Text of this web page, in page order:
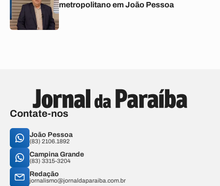
metropolitano em João Pessoa
Contate-nos
João Pessoa
(83) 2106.1892
Campina Grande
(83) 3315-3204
Redação
jornalismo@jornaldaparaiba.com.br